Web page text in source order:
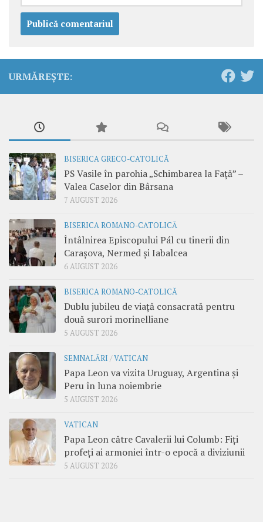
URMĂREȘTE:
BISERICA GRECO-CATOLICĂ
PS Vasile în parohia „Schimbarea la Față” –
Valea Caselor din Bârsana
7 AUGUST 2026
BISERICA ROMANO-CATOLICĂ
Întâlnirea Episcopului Pál cu tinerii din
Carașova, Nermed și Iabalcea
6 AUGUST 2026
BISERICA ROMANO-CATOLICĂ
Dublu jubileu de viață consacrată pentru
două surori morinelliane
5 AUGUST 2026
SEMNALĂRI /VATICAN
Papa Leon va vizita Uruguay, Argentina și
Peru în luna noiembrie
5 AUGUST 2026
VATICAN
Papa Leon către Cavalerii lui Columb: Fiți
profeți ai armoniei într-o epocă a diviziunii
5 AUGUST 2026